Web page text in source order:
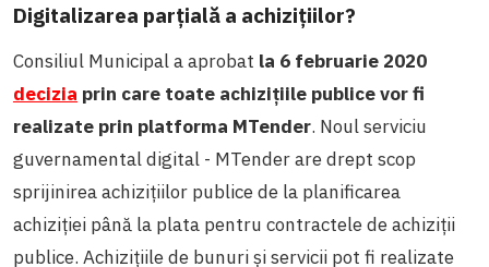
Digitalizarea parțială a achizițiilor?
Consiliul Municipal a aprobat la 6 februarie 2020
decizia prin care toate achizițiile publice vor fi
realizate prin platforma MTender. Noul serviciu
guvernamental digital - MTender are drept scop
sprijinirea achizițiilor publice de la planificarea
achiziției până la plata pentru contractele de achiziții
publice. Achizițiile de bunuri și servicii pot fi realizate